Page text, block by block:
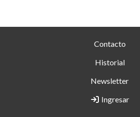
Contacto
Historial
Newsletter
Ingresar